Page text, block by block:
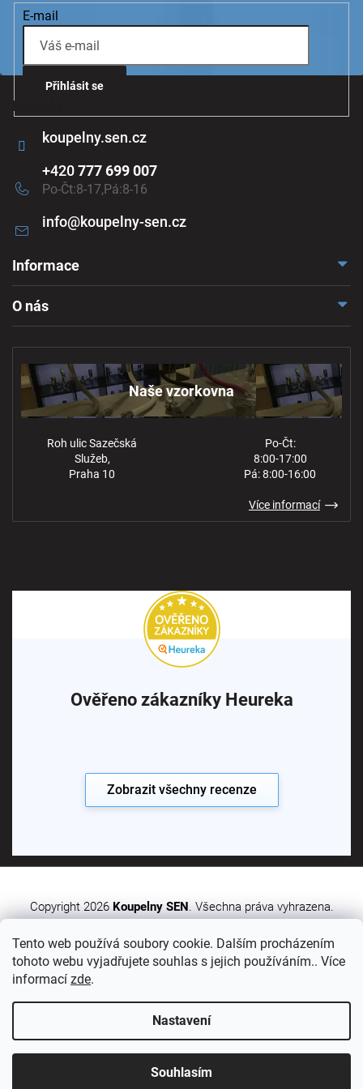
Tento web používá soubory cookie. Dalším procházením
tohoto webu vyjadřujete souhlas s jejich používáním.. Více
informací zde.
Nastavení
Souhlasím
u
Kontakt
info@koupelny-sen.cz
+420777 699 007
Po-Čt:8-17,Pá:8-16
koupelny.sen.cz
Informace
Ochrana osobních údajů
O nás
Naše vzorkovna
Roh ulic Sazečská
Služeb,
Praha 10
Po-Čt:
8:00-17:00
Pá: 8:00-16:00
Více informací
E-mail
Přihlásit se
Ověřeno zákazníky Heureka
Zobrazit všechny recenze
Vytvořil Shoptet Premium
Copyright 2026 Koupelny SEN. Všechna práva vyhrazena.
Sledujte nás: